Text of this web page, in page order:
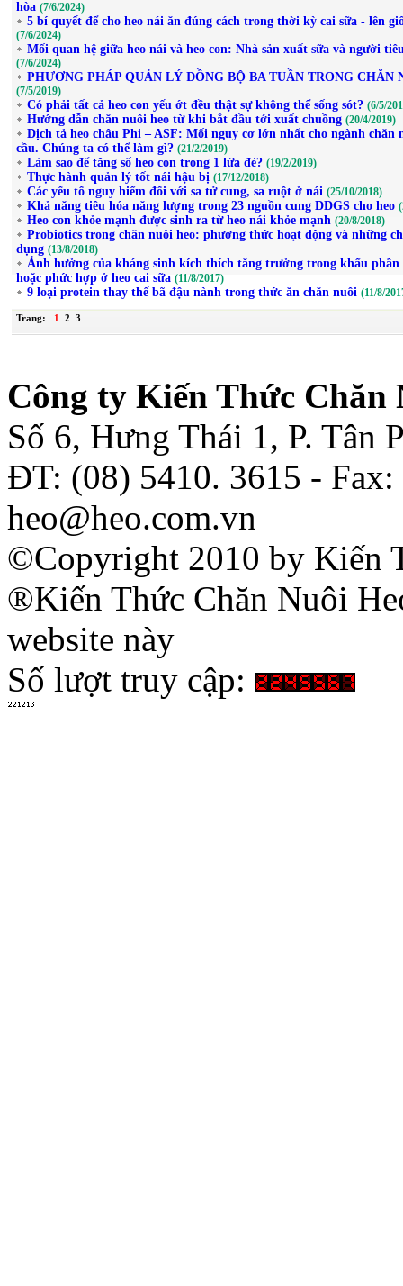
hòa (7/6/2024)
5 bí quyết để cho heo nái ăn đúng cách trong thời kỳ cai sữa - lên
(7/6/2024)
Mối quan hệ giữa heo nái và heo con: Nhà sản xuất sữa và người
(7/6/2024)
PHƯƠNG PHÁP QUẢN LÝ ĐỒNG BỘ BA TUẦN TRONG CHĂN
(7/5/2019)
Có phải tất cả heo con yếu ớt đều thật sự không thể sống sót? (6/5/
Hướng dẫn chăn nuôi heo từ khi bắt đầu tới xuất chuồng (20/4/2019)
Dịch tả heo châu Phi – ASF: Mối nguy cơ lớn nhất cho ngành chăn
cầu. Chúng ta có thể làm gì? (21/2/2019)
Làm sao để tăng số heo con trong 1 lứa đẻ? (19/2/2019)
Thực hành quản lý tốt nái hậu bị (17/12/2018)
Các yếu tố nguy hiểm đối với sa tử cung, sa ruột ở nái (25/10/2018)
Khả năng tiêu hóa năng lượng trong 23 nguồn cung DDGS cho heo
Heo con khỏe mạnh được sinh ra từ heo nái khỏe mạnh (20/8/2018)
Probiotics trong chăn nuôi heo: phương thức hoạt động và những
dụng (13/8/2018)
Ảnh hưởng của kháng sinh kích thích tăng trưởng trong khẩu phần
hoặc phức hợp ở heo cai sữa (11/8/2017)
9 loại protein thay thế bã đậu nành trong thức ăn chăn nuôi (11/8/
Trang: 1 2 3
Công ty Kiến Thức Chăn
Số 6, Hưng Thái 1, P. Tân
ĐT: (08) 5410. 3615 -
heo@heo.com.vn
©Copyright 2010 by Kiến
®Kiến Thức Chăn Nuôi
website này
Số lượt truy cập: